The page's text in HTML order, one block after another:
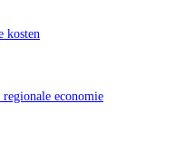
kosten
economie